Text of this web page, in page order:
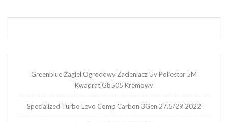
Greenblue Żagiel Ogrodowy Zacieniacz Uv Poliester 5M
Kwadrat Gb505 Kremowy
Specialized Turbo Levo Comp Carbon 3Gen 27.5/29 2022